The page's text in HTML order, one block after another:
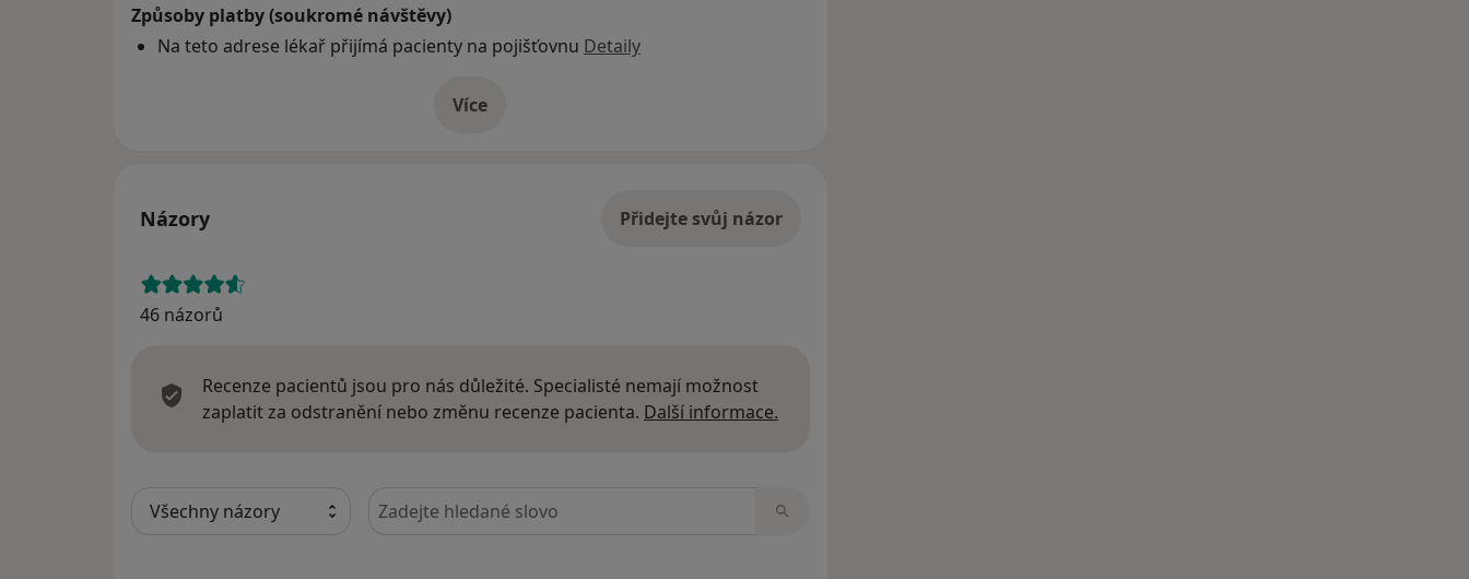
Způsoby platby (soukromé návštěvy)
Na teto adrese lékař přijímá pacienty na pojišťovnu Detaily
Víceo adrese
Názory Přidejte svůj názor
46 názorů
Recenze pacientů jsou pro nás důležité. Specialisté nemají možnost
zaplatit za odstranění nebo změnu recenze pacienta. Další informace.
Hledejte v názorech